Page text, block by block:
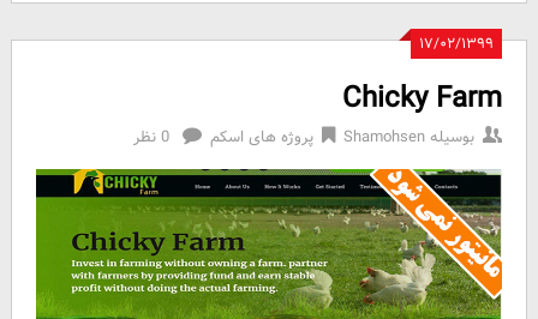
۱۷/۰۲/۱۳۹۹
Chicky Farm
بوسیلهShamohsen پروژه های اسکم 0 نظر